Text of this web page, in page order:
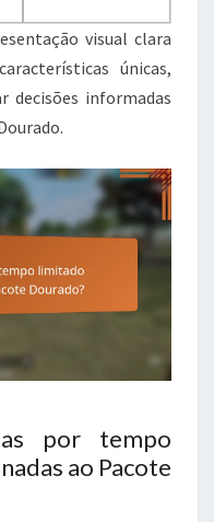
visual clara
únicas,
decisões informadas
por tempo
ao Pacote